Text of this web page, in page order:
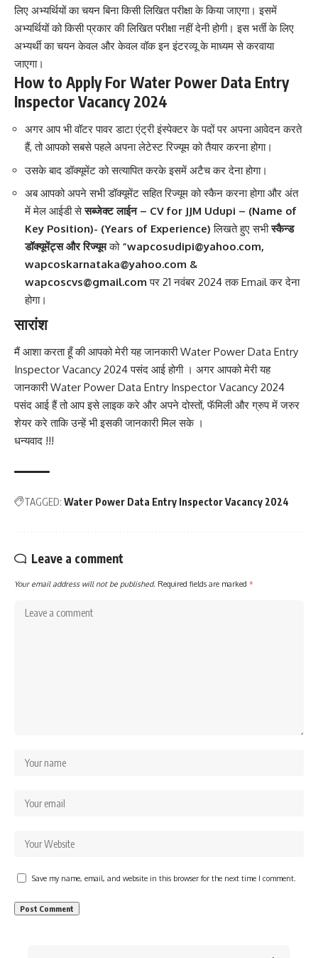
लिए अभ्यर्थियों का चयन बिना किसी लिखित परीक्षा के किया जाएगा। इसमें
अभ्यर्थियों को किसी प्रकार की लिखित परीक्षा नहीं देनी होगी। इस भर्ती के लिए
अभ्यर्थी का चयन केवल और केवल वॉक इन इंटरव्यू के माध्यम से करवाया
जाएगा।
How to Apply For Water Power Data Entry
Inspector Vacancy 2024
अगर आप भी वॉटर पावर डाटा एंट्री इंस्पेक्टर के पदों पर अपना आवेदन करते
हैं, तो आपको सबसे पहले अपना लेटेस्ट रिज्यूम को तैयार करना होगा।
उसके बाद डॉक्यूमेंट को सत्यापित करके इसमें अटैच कर देना होगा।
अब आपको अपने सभी डॉक्यूमेंट सहित रिज्यूम को स्कैन करना होगा और अंत
में मेल आईडी सेसब्जेक्ट लाईन – CV for JJM Udupi – (Name of
Key Position)- (Years of Experience)लिखते हुए सभीस्कैन्ड
डॉक्यूमेंट्स और रिज्यूमको “wapcosudipi@yahoo.com,
wapcoskarnataka@yahoo.com &
wapcoscvs@gmail.com पर 21 नवंबर 2024 तक Email कर देना
होगा।
सारांश
मैं आशा करता हूँ की आपको मेरी यह जानकारी Water Power Data Entry
Inspector Vacancy 2024 पसंद आई होगी । अगर आपको मेरी यह
जानकारी Water Power Data Entry Inspector Vacancy 2024
पसंद आई हैं तो आप इसे लाइक करे और अपने दोस्तों, फॅमिली और ग्रुप में जरुर
शेयर करे ताकि उन्हें भी इसकी जानकारी मिल सके ।
धन्यवाद !!!
TAGGED: Water Power Data Entry Inspector Vacancy 2024
Leave a comment
Your email address will not be published. Required fields are marked *
Save my name, email, and website in this browser for the next time I comment.